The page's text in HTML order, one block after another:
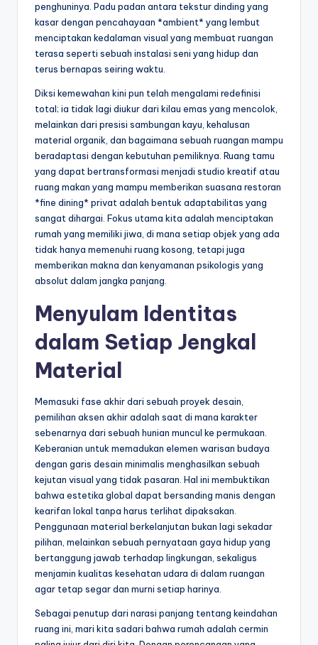
penghuninya. Padu padan antara tekstur dinding yang
kasar dengan pencahayaan *ambient* yang lembut
menciptakan kedalaman visual yang membuat ruangan
terasa seperti sebuah instalasi seni yang hidup dan
terus bernapas seiring waktu.
Diksi kemewahan kini pun telah mengalami redefinisi
total; ia tidak lagi diukur dari kilau emas yang mencolok,
melainkan dari presisi sambungan kayu, kehalusan
material organik, dan bagaimana sebuah ruangan mampu
beradaptasi dengan kebutuhan pemiliknya. Ruang tamu
yang dapat bertransformasi menjadi studio kreatif atau
ruang makan yang mampu memberikan suasana restoran
*fine dining* privat adalah bentuk adaptabilitas yang
sangat dihargai. Fokus utama kita adalah menciptakan
rumah yang memiliki jiwa, di mana setiap objek yang ada
tidak hanya memenuhi ruang kosong, tetapi juga
memberikan makna dan kenyamanan psikologis yang
absolut dalam jangka panjang.
Menyulam Identitas
dalam Setiap Jengkal
Material
Memasuki fase akhir dari sebuah proyek desain,
pemilihan aksen akhir adalah saat di mana karakter
sebenarnya dari sebuah hunian muncul ke permukaan.
Keberanian untuk memadukan elemen warisan budaya
dengan garis desain minimalis menghasilkan sebuah
kejutan visual yang tidak pasaran. Hal ini membuktikan
bahwa estetika global dapat bersanding manis dengan
kearifan lokal tanpa harus terlihat dipaksakan.
Penggunaan material berkelanjutan bukan lagi sekadar
pilihan, melainkan sebuah pernyataan gaya hidup yang
bertanggung jawab terhadap lingkungan, sekaligus
menjamin kualitas kesehatan udara di dalam ruangan
agar tetap segar dan murni setiap harinya.
Sebagai penutup dari narasi panjang tentang keindahan
ruang ini, mari kita sadari bahwa rumah adalah cermin